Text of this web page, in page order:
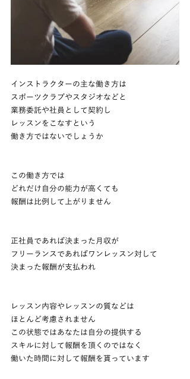
インストラクターの主な働き方は
スポーツクラブやスタジオなどと
業務委託や社員として契約し
レッスンをこなすという
働き方ではないでしょうか
この働き方では
どれだけ自分の能力が高くても
報酬は比例して上がりません
正社員であれば決まった月収が
フリーランスであればワンレッスン対して
決まった報酬が支払われ
レッスン内容やレッスンの質などは
ほとんど考慮されません
この状態ではあなたは自分の提供する
スキルに対して報酬を頂くのではなく
働いた時間に対して報酬を貰っています